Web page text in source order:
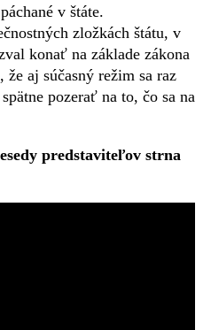
v štáte.
zložkách štátu, v
konať na základe zákona
aj súčasný režim sa raz
pozerať na to, čo sa na
predstaviteľov strna